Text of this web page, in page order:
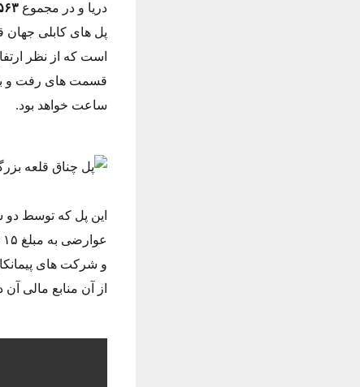
دریا و در مجموع ۳۵۶۳
پل های کابلی جهان
است که از نظر
ساعت خواهد بود.
این پل که توسط
از آن منابع مالی